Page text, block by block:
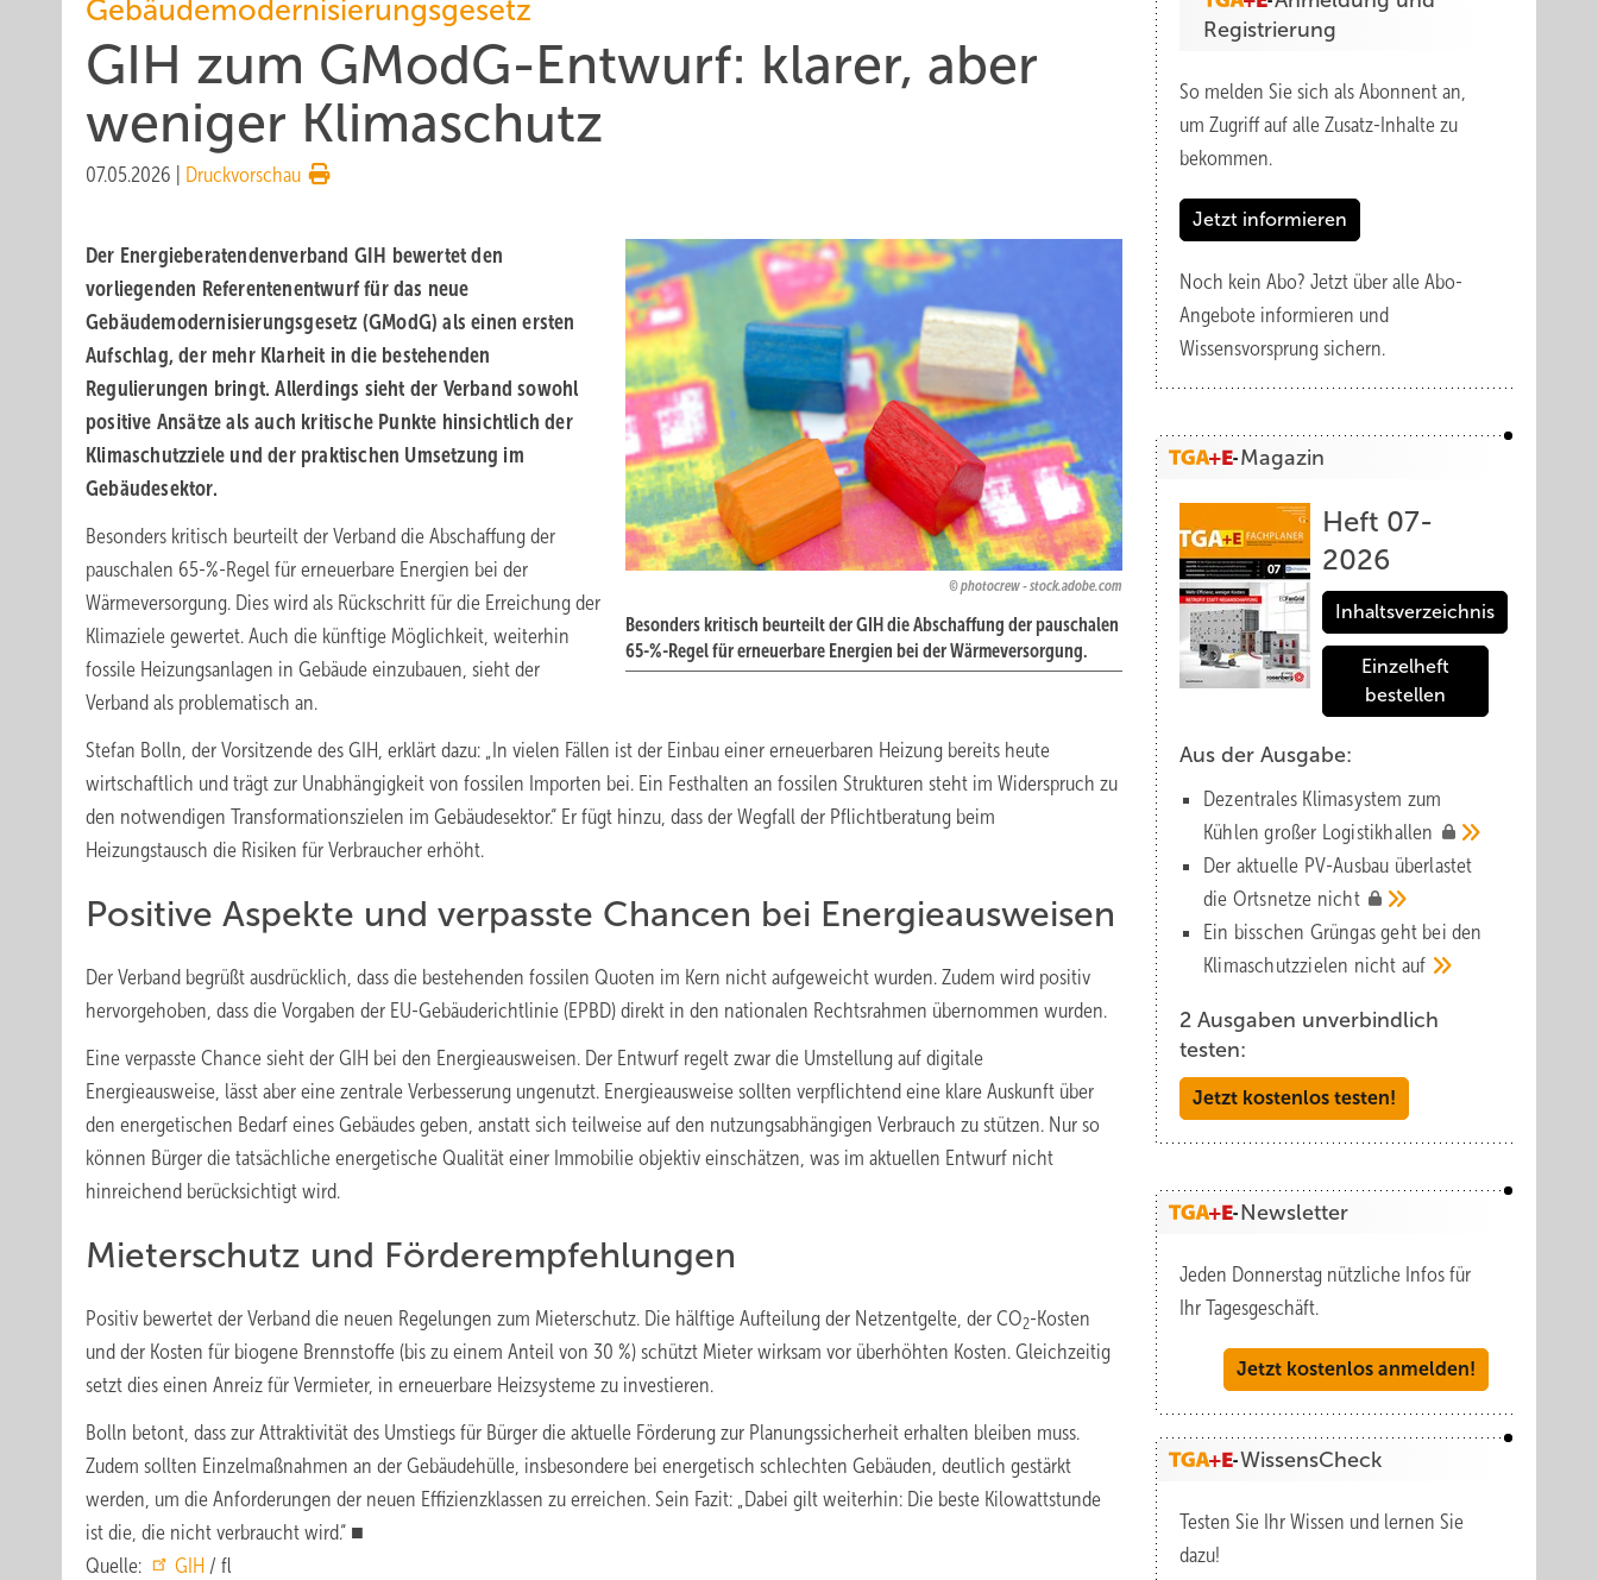
Gebäudemodernisierungsgesetz
GIH zum GModG-Ent­wurf: kla­rer, aber
we­ni­ger Kli­ma­schutz
07.05.2026 Druckvorschau
photocrew - stock.adobe.com
Besonders kritisch beurteilt der GIH die Abschaffung der pauschalen
65-%-Regel für erneuerbare Energien bei der Wärmeversorgung.
Der Energieberatendenverband GIH bewertet den
vorliegenden Referentenentwurf für das neue
Gebäudemodernisierungsgesetz (GModG) als einen ersten
Aufschlag, der mehr Klarheit in die bestehenden
Regulierungen bringt. Allerdings sieht der Verband sowohl
positive Ansätze als auch kritische Punkte hinsichtlich der
Klimaschutzziele und der praktischen Umsetzung im
Gebäudesektor.
Besonders kritisch beurteilt der Verband die Abschaffung der
pauschalen 65-%-Regel für erneuerbare Energien bei der
Wärmeversorgung. Dies wird als Rückschritt für die Erreichung der
Klimaziele gewertet. Auch die künftige Möglichkeit, weiterhin
fossile Heizungsanlagen in Gebäude einzubauen, sieht der
Verband als problematisch an.
Stefan Bolln, der Vorsitzende des GIH, erklärt dazu: „In vielen Fällen ist der Einbau einer erneuerbaren Heizung bereits heute
wirtschaftlich und trägt zur Unabhängigkeit von fossilen Importen bei. Ein Festhalten an fossilen Strukturen steht im Widerspruch zu
den notwendigen Transformationszielen im Gebäudesektor.“ Er fügt hinzu, dass der Wegfall der Pflichtberatung beim
Heizungstausch die Risiken für Verbraucher erhöht.
Positive Aspekte und verpasste Chancen bei Energieausweisen
Der Verband begrüßt ausdrücklich, dass die bestehenden fossilen Quoten im Kern nicht aufgeweicht wurden. Zudem wird positiv
hervorgehoben, dass die Vorgaben der EU-Gebäuderichtlinie (EPBD) direkt in den nationalen Rechtsrahmen übernommen wurden.
Eine verpasste Chance sieht der GIH bei den Energieausweisen. Der Entwurf regelt zwar die Umstellung auf digitale
Energieausweise, lässt aber eine zentrale Verbesserung ungenutzt. Energieausweise sollten verpflichtend eine klare Auskunft über
den energetischen Bedarf eines Gebäudes geben, anstatt sich teilweise auf den nutzungsabhängigen Verbrauch zu stützen. Nur so
können Bürger die tatsächliche energetische Qualität einer Immobilie objektiv einschätzen, was im aktuellen Entwurf nicht
hinreichend berücksichtigt wird.
Mieterschutz und Förderempfehlungen
Positiv bewertet der Verband die neuen Regelungen zum Mieterschutz. Die hälftige Aufteilung der Netzentgelte, der CO2-Kosten
und der Kosten für biogene Brennstoffe (bis zu einem Anteil von 30 %) schützt Mieter wirksam vor überhöhten Kosten. Gleichzeitig
setzt dies einen Anreiz für Vermieter, in erneuerbare Heizsysteme zu investieren.
Bolln betont, dass zur Attraktivität des Umstiegs für Bürger die aktuelle Förderung zur Planungssicherheit erhalten bleiben muss.
Zudem sollten Einzelmaßnahmen an der Gebäudehülle, insbesondere bei energetisch schlechten Gebäuden, deutlich gestärkt
werden, um die Anforderungen der neuen Effizienzklassen zu erreichen. Sein Fazit: „Dabei gilt weiterhin: Die beste Kilowattstunde
ist die, die nicht verbraucht wird.“ ■
Quelle:
GIH / fl
Registrierung
So melden Sie sich als Abonnent an,
um Zugriff auf alle Zusatz-Inhalte zu
bekommen.
Jetzt informieren
Noch kein Abo? Jetzt über alle Abo-
Angebote informieren und
Wissensvorsprung sichern.
Magazin
Heft 07-
2026
Inhaltsverzeichnis
Einzelheft
bestellen
Aus der Ausgabe:
Dezentrales Klimasystem zum
Kühlen großer Logistik­hallen
Der aktuelle PV-Ausbau über­lastet
die Orts­netze nicht
Ein bisschen Grüngas geht bei den
Klima­schutz­zielen nicht auf
2 Ausgaben unverbindlich
testen:
Jetzt kostenlos testen!
Newsletter
Jeden Donnerstag nützliche Infos für
Ihr Tagesgeschäft.
Jetzt kostenlos anmelden!
WissensCheck
Testen Sie Ihr Wissen und lernen Sie
dazu!